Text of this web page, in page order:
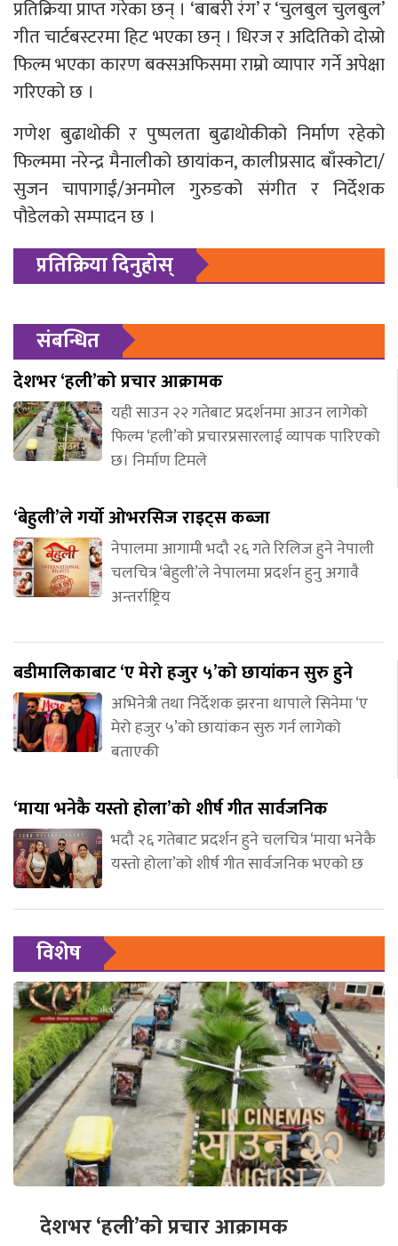
प्रतिक्रिया प्राप्त गरेका छन् । ‘बाबरी रंग’ र ‘चुलबुल चुलबुल’
गीत चार्टबस्टरमा हिट भएका छन् । धिरज र अदितिको दोस्रो
फिल्म भएका कारण बक्सअफिसमा राम्रो व्यापार गर्ने अपेक्षा
गरिएको छ ।
गणेश बुढाथोकी र पुष्पलता बुढाथोकीको निर्माण रहेको
फिल्ममा नरेन्द्र मैनालीको छायांकन, कालीप्रसाद बाँस्कोटा/
सुजन चापागाईं/अनमोल गुरुङको संगीत र निर्देशक
पौडेलको सम्पादन छ ।
प्रतिक्रिया दिनुहोस्
संबन्धित
देशभर ‘हली’को प्रचार आक्रामक
यही साउन २२ गतेबाट प्रदर्शनमा आउन लागेको
फिल्म ‘हली’को प्रचारप्रसारलाई व्यापक पारिएको
छ। निर्माण टिमले
‘बेहुली’ले गर्यो ओभरसिज राइट्स कब्जा
नेपालमा आगामी भदौ २६ गते रिलिज हुने नेपाली
चलचित्र ‘बेहुली’ले नेपालमा प्रदर्शन हुनु अगावै
अन्तर्राष्ट्रिय
बडीमालिकाबाट ‘ए मेरो हजुर ५’को छायांकन सुरु हुने
अभिनेत्री तथा निर्देशक झरना थापाले सिनेमा ‘ए
मेरो हजुर ५’को छायांकन सुरु गर्न लागेको
बताएकी
‘माया भनेकै यस्तो होला’को शीर्ष गीत सार्वजनिक
भदौ २६ गतेबाट प्रदर्शन हुने चलचित्र ‘माया भनेकै
यस्तो होला’को शीर्ष गीत सार्वजनिक भएको छ
विशेष
देशभर ‘हली’को प्रचार आक्रामक